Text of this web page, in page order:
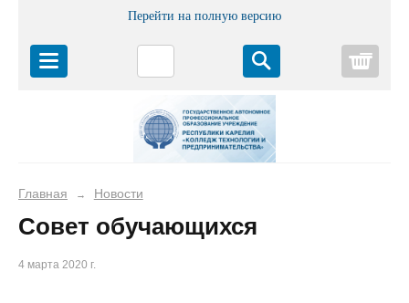
Перейти на полную версию
Главная → Новости
Совет обучающихся
4 марта 2020 г.